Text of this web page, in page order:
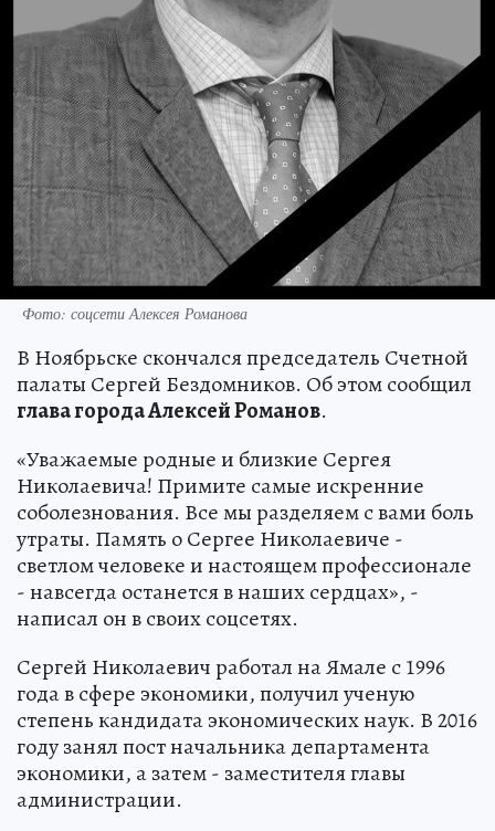
Фото: соцсети Алексея Романова
В Ноябрьске скончался председатель Счетной
палаты Сергей Бездомников. Об этом сообщил
глава города Алексей Романов.
«Уважаемые родные и близкие Сергея
Николаевича! Примите самые искренние
соболезнования. Все мы разделяем с вами боль
утраты. Память о Сергее Николаевиче -
светлом человеке и настоящем профессионале
- навсегда останется в наших сердцах», -
написал он в своих соцсетях.
Сергей Николаевич работал на Ямале с 1996
года в сфере экономики, получил ученую
степень кандидата экономических наук. В 2016
году занял пост начальника департамента
экономики, а затем - заместителя главы
администрации.